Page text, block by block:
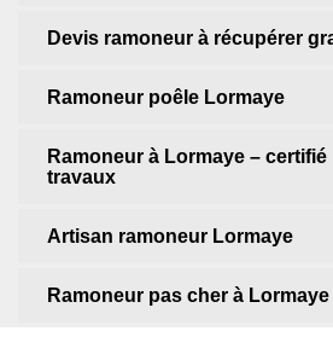
Devis ramoneur à récupérer
Ramoneur poêle Lormaye
Ramoneur à Lormaye –
travaux
Artisan ramoneur Lormaye
Ramoneur pas cher à Lormaye